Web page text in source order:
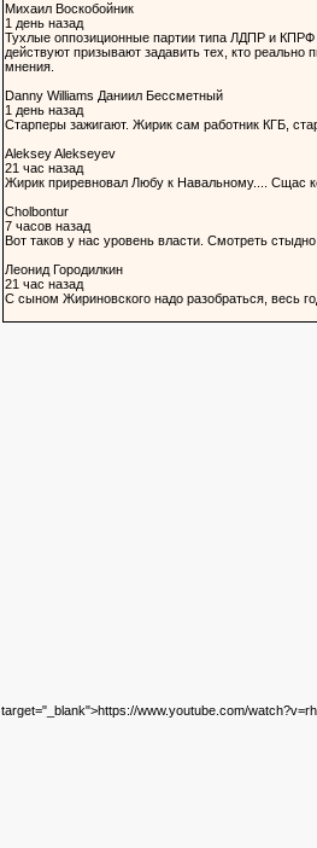
Михаил Воскобойник
1 день назад
Тухлые оппозиционные партии типа ЛДПР и КПРФ
действуют призывают задавить тех, кто
мнения.
Danny Williams Даниил Бессметный
1 день назад
Старперы зажигают. Жирик сам работник КГБ,
Aleksey Alekseyev
21 час назад
Жирик приревновал Любу к Навальному.... Сщас
Cholbontur
7 часов назад
Вот таков у нас уровень власти. Смотреть стыдно
Леонид Городилкин
21 час назад
С сыном Жириновского надо разобраться, весь
target="_blank">https://www.youtube.com/